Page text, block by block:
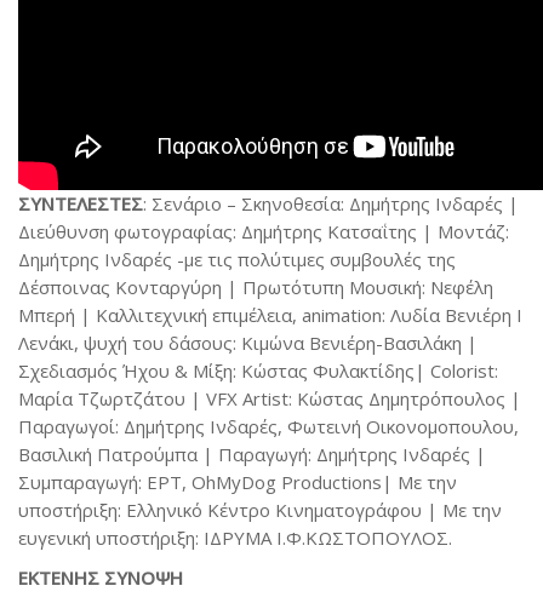
ΣΥΝΤΕΛΕΣΤΕΣ: Σενάριο – Σκηνοθεσία: Δημήτρης Ινδαρές |
Διεύθυνση φωτογραφίας: Δημήτρης Κατσαΐτης | Μοντάζ:
Δημήτρης Ινδαρές -με τις πολύτιμες συμβουλές της
Δέσποινας Κονταργύρη | Πρωτότυπη Μουσική: Νεφέλη
Μπερή | Καλλιτεχνική επιμέλεια, animation: Λυδία Βενιέρη Ι
Λενάκι, ψυχή του δάσους: Κιμώνα Βενιέρη-Βασιλάκη |
Σχεδιασμός Ήχου & Μίξη: Κώστας Φυλακτίδης| Colorist:
Μαρία Τζωρτζάτου | VFX Artist: Κώστας Δημητρόπουλος |
Παραγωγοί: Δημήτρης Ινδαρές, Φωτεινή Οικονομοπουλου,
Βασιλική Πατρούμπα | Παραγωγή: Δημήτρης Ινδαρές |
Συμπαραγωγή: ΕΡΤ, ΟhMyDog Productions| Με την
υποστήριξη: Ελληνικό Κέντρο Κινηματογράφου | Με την
ευγενική υποστήριξη: ΙΔΡΥΜΑ Ι.Φ.ΚΩΣΤΟΠΟΥΛΟΣ.
ΕΚΤΕΝΗΣ ΣΥΝΟΨΗ